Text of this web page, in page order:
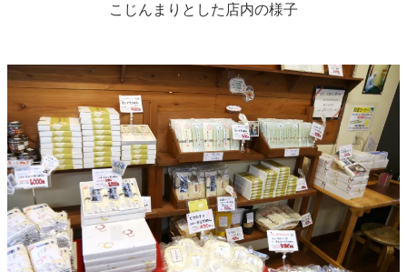
こじんまりとした店内の様子